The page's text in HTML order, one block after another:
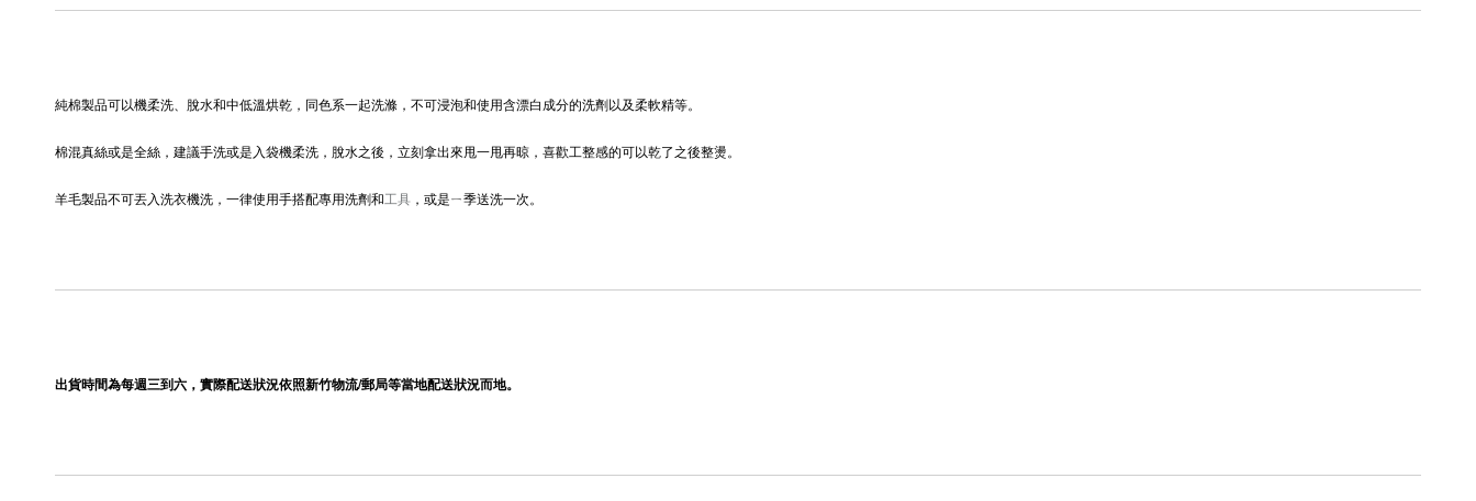
純棉製品可以機柔洗、脫水和中低溫烘乾，同色系一起洗滌，不可浸泡和使用含漂白成分的洗劑以及柔軟精等。
棉混真絲或是全絲，建議手洗或是入袋機柔洗，脫水之後，立刻拿出來甩一甩再晾，喜歡工整感的可以乾了之後整燙。
羊毛製品不可丟入洗衣機洗，一律使用手搭配專用洗劑和工具 ，或是ㄧ季送洗一次。
出貨時間為每週三到六，實際配送狀況依照新竹物流/郵局等當地配送狀況而地。